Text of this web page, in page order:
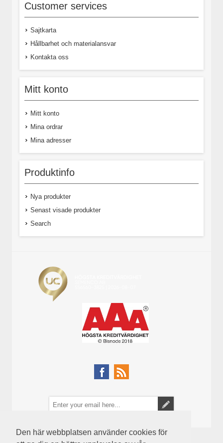
Den här webbplatsen använder cookies för
Customer services
Sajtkarta
Hållbarhet och materialansvar
Kontakta oss
Mitt konto
Mitt konto
Mina ordrar
Mina adresser
Produktinfo
Nya produkter
Senast visade produkter
Search